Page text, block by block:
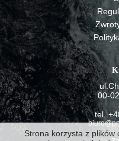
00-
tel.
Strona korzysta z plików